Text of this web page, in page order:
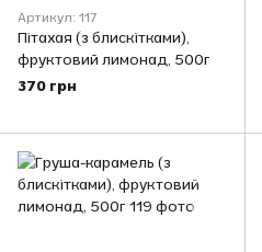
Артикул: 117
Пітахая (з блискітками),
фруктовий лимонад, 500г
370 грн